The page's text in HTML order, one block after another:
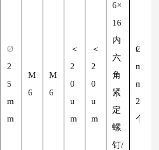
Ø
2
5
m
m
M
6
M
6
＜
2
0
u
m
＜
2
0
u
m
6×
16
内
六
角
紧
定
螺
钉/
Ø
m
m/
2
个